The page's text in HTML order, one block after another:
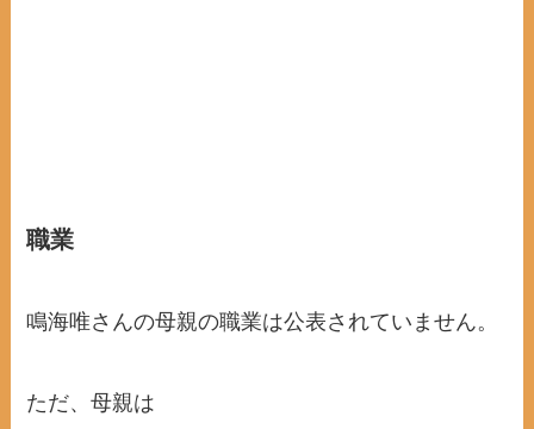
職業
鳴海唯さんの母親の職業は公表されていません。
ただ、母親は